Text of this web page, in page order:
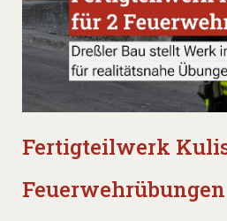
Fertigteilwerk
Feuerwehrübungen